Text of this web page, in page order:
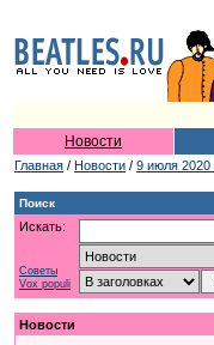
Новости
Главная / Новости / 9 июля 2020
Поиск
Искать:
Советы
Vox populi
Новости